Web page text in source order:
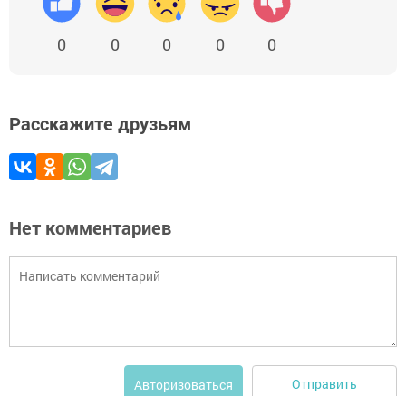
0 0 0 0 0
Расскажите друзьям
Нет комментариев
Авторизоваться Отправить